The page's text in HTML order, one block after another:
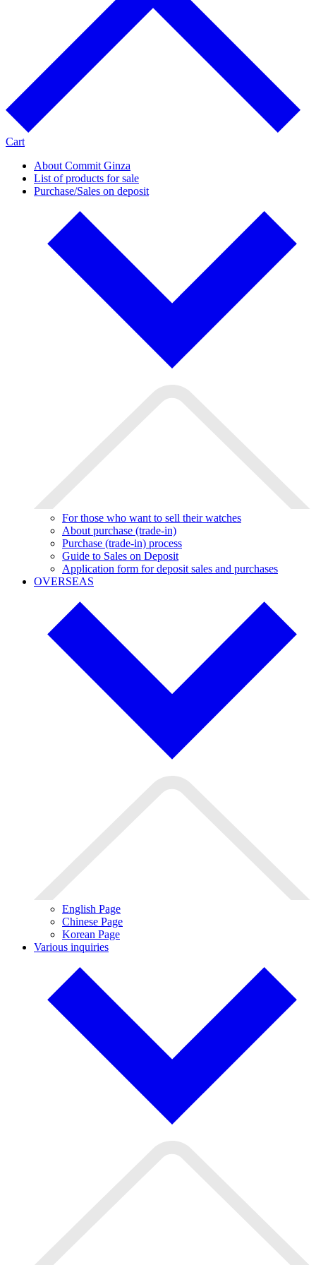
Cart
About Commit Ginza
List of products for sale
Purchase/Sales on deposit
For those who want to sell their watches
About purchase (trade-in)
Purchase (trade-in) process
Guide to Sales on Deposit
Application form for deposit sales and purchases
OVERSEAS
English Page
Chinese Page
Korean Page
Various inquiries